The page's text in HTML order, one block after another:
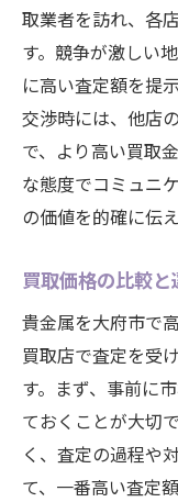
取業者を訪れ、各
す。競争が激しい
に高い査定額を提
交渉時には、他店
で、より高い買取
な態度でコミュニ
の価値を的確に伝
買取価格の比較と
貴金属を大府市で
買取店で査定を受
す。まず、事前に
ておくことが大切
く、査定の過程や
て、一番高い査定